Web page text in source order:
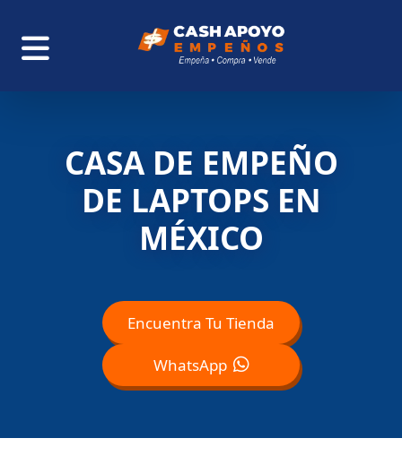
CASA DE EMPEÑO
DE LAPTOPS EN
MÉXICO
Encuentra Tu Tienda
WhatsApp